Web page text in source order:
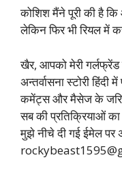
कोशिश मैंने पूरी की है कि
लेकिन फिर भी रियल में
खैर, आपको मेरी
अन्तर्वासना स्टोरी
कमेंट्स और मैसेज के
सब की प्रतिक्रियाओं का
मुझे नीचे दी गई ईमेल